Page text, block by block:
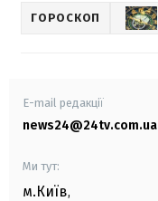
ГОРОСКОП
E-mail редакції
news24@24tv.com.ua
Ми тут:
м.Київ,